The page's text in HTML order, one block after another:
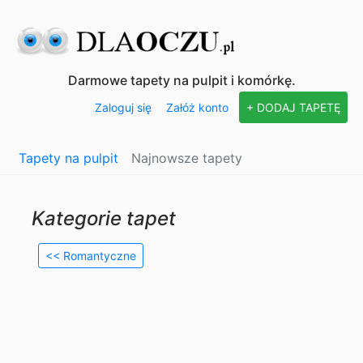
Darmowe tapety na pulpit i komórkę.
Zaloguj się Załóż konto + DODAJ TAPETĘ
Tapety na pulpit Najnowsze tapety
Kategorie tapet
<< Romantyczne